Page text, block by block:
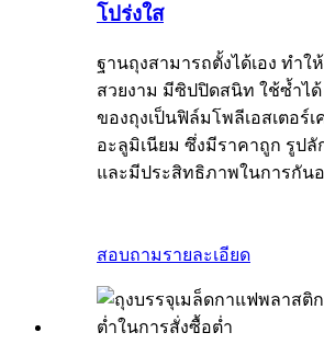
โปร่งใส
ฐานถุงสามารถตั้งได้เอง ทำใ
สวยงาม มีซิปปิดสนิท ใช้ซ้ำได้
ของถุงเป็นฟิล์มโพลีเอสเตอร์เ
อะลูมิเนียม ซึ่งมีราคาถูก รูป
และมีประสิทธิภาพในการกัน
สอบถามรายละเอียด